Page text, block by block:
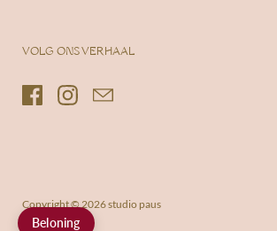
VOLG ONS VERHAAL
FacebookInstagramEmail
Copyright © 2026studio paus
Beloning